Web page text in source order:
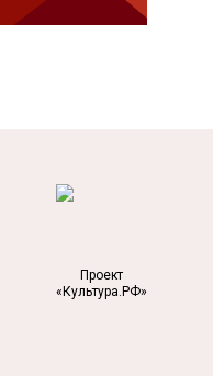
Проект
«Культура.РФ»